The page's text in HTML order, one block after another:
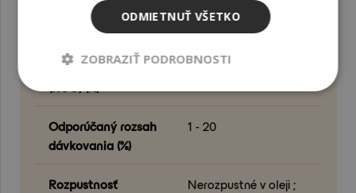
Obsah bio zložiek (%) 0
obnoviteľného uhlíka
Odporúčaný rozsah
dávkovania (%)
1 - 20
Rozpustnosť
Nerozpustné v oleji ;
ODMIETNUŤ VŠETKO
ZOBRAZIŤ PODROBNOSTI